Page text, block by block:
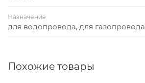
Назначение
для водопровода, для газопровода
Похожие товары